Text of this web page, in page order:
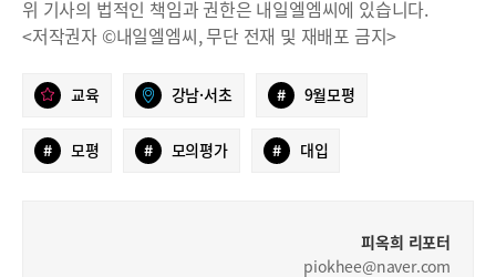
위 기사의 법적인 책임과 권한은 내일엘엠씨에 있습니다.
<저작권자 ©내일엘엠씨, 무단 전재 및 재배포 금지>
교육 강남·서초 # 9월모평
# 모평 # 모의평가 # 대입
피옥희 리포터
piokhee@naver.com